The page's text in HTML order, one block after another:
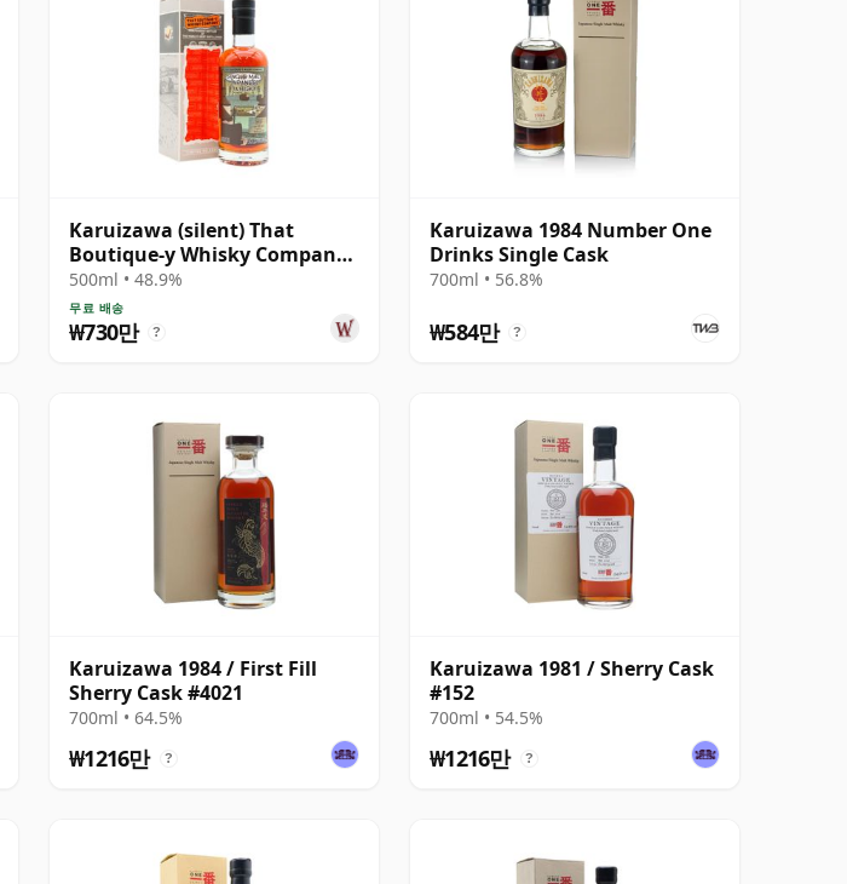
Karuizawa (silent) That
Boutique-y Whisky Company
Batch #1 Single Mal 19년산
500ml • 48.9%
무료 배송
₩730만 ?
Karuizawa 1984 Number One
Drinks Single Cask
700ml • 56.8%
₩584만 ?
Karuizawa 1984 / First Fill
Sherry Cask #4021
700ml • 64.5%
₩1216만 ?
Karuizawa 1981 / Sherry Cask
#152
700ml • 54.5%
₩1216만 ?